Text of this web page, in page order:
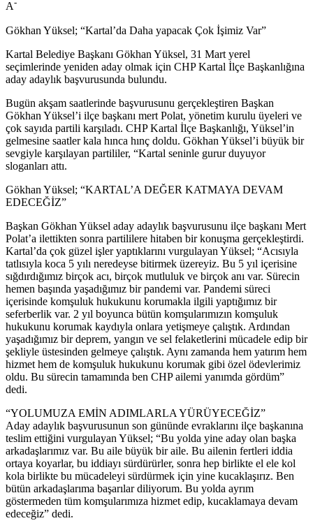
A-
Gökhan Yüksel; “Kartal’da Daha yapacak Çok İşimiz Var”
Kartal Belediye Başkanı Gökhan Yüksel, 31 Mart yerel
seçimlerinde yeniden aday olmak için CHP Kartal İlçe Başkanlığına
aday adaylık başvurusunda bulundu.
Bugün akşam saatlerinde başvurusunu gerçekleştiren Başkan
Gökhan Yüksel’i ilçe başkanı mert Polat, yönetim kurulu üyeleri ve
çok sayıda partili karşıladı. CHP Kartal İlçe Başkanlığı, Yüksel’in
gelmesine saatler kala hınca hınç doldu. Gökhan Yüksel’i büyük bir
sevgiyle karşılayan partililer, “Kartal seninle gurur duyuyor
sloganları attı.
Gökhan Yüksel; “KARTAL’A DEĞER KATMAYA DEVAM
EDECEĞİZ”
Başkan Gökhan Yüksel aday adaylık başvurusunu ilçe başkanı Mert
Polat’a ilettikten sonra partililere hitaben bir konuşma gerçekleştirdi.
Kartal’da çok güzel işler yaptıklarını vurgulayan Yüksel; “Acısıyla
tatlısıyla koca 5 yılı neredeyse bitirmek üzereyiz. Bu 5 yıl içerisine
sığdırdığımız birçok acı, birçok mutluluk ve birçok anı var. Sürecin
hemen başında yaşadığımız bir pandemi var. Pandemi süreci
içerisinde komşuluk hukukunu korumakla ilgili yaptığımız bir
seferberlik var. 2 yıl boyunca bütün komşularımızın komşuluk
hukukunu korumak kaydıyla onlara yetişmeye çalıştık. Ardından
yaşadığımız bir deprem, yangın ve sel felaketlerini mücadele edip bir
şekliyle üstesinden gelmeye çalıştık. Aynı zamanda hem yatırım hem
hizmet hem de komşuluk hukukunu korumak gibi özel ödevlerimiz
oldu. Bu sürecin tamamında ben CHP ailemi yanımda gördüm”
dedi.
“YOLUMUZA EMİN ADIMLARLA YÜRÜYECEĞİZ”
Aday adaylık başvurusunun son gününde evraklarını ilçe başkanına
teslim ettiğini vurgulayan Yüksel; “Bu yolda yine aday olan başka
arkadaşlarımız var. Bu aile büyük bir aile. Bu ailenin fertleri iddia
ortaya koyarlar, bu iddiayı sürdürürler, sonra hep birlikte el ele kol
kola birlikte bu mücadeleyi sürdürmek için yine kucaklaşırız. Ben
bütün arkadaşlarıma başarılar diliyorum. Bu yolda ayrım
göstermeden tüm komşularımıza hizmet edip, kucaklamaya devam
edeceğiz” dedi.